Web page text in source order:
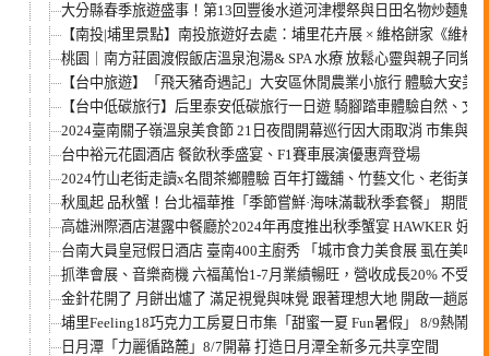
大分縣春季旅遊盛事！第13回豐後水道河津櫻祭與日田名物炒麵魅
【南投|埔里景點】南投旅遊好去處：埔里花卉展 × 維格餅家《維格
桃園｜南方莊園渡假飯店溫泉泡湯& SPA 水療 放鬆心靈與親子同樂
【台中旅遊】「飛天豬奇遇記」大安區休閒農業小旅行 體驗大安美
【台中低碳旅行】后里泰安低碳旅行一日遊 騎腳踏車體驗自然、文
2024臺南關子嶺溫泉美食節 21日夜間開幕巡行因大雨取消 市集與舞
台中裕元花園酒店 餐飲秋季盛宴、F1賽車展演優惠齊登場
2024竹山老街走讀x名間茶鄉體驗 百年打鐵舖、竹藝文化、老街美
秋風起 品秋蟹！台北福華推「季節嘗鮮·海味滿載秋季套餐」 期間
高雄洲際酒店湛露中餐廳於2024年再度推出秋季蟹宴 HAWKER 好
台南大員皇冠假日酒店 臺南400主廚秀 「城市食力美食展 虱在美味
抓準會展、音樂商機 六福萬怡1-7月業績暢旺，營收成長20% 不受
金針花開了 月餅出爐了 滿足視覺與味覺 跟著理想大地 開啟一趟感
埔里Feeling18巧克力工房夏日市集「甜蜜一夏 Fun暑假」 8/9熱鬧登
日月潭「力麗循路麓」8/7開幕 打造日月潭全新多元共享空間